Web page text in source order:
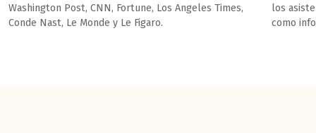
Washington Post, CNN, Fortune, Los Angeles Times,
Conde Nast, Le Monde y Le Figaro.
los
como